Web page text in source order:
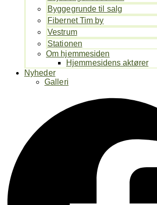
Byggegrunde til salg
Fibernet Tim by
Vestrum
Stationen
Om hjemmesiden
Hjemmesidens aktører
Nyheder
Galleri